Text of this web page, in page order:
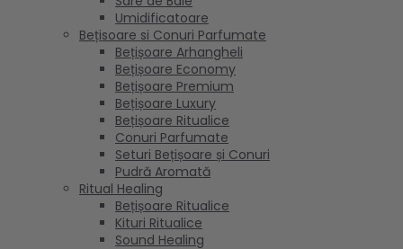
Umidificatoare
Bețisoare si Conuri Parfumate
Bețișoare Arhangheli
Bețișoare Economy
Bețișoare Premium
Bețișoare Luxury
Bețișoare Ritualice
Conuri Parfumate
Seturi Bețișoare și Conuri
Pudră Aromată
Ritual Healing
Bețișoare Ritualice
Kituri Ritualice
Sound Healing